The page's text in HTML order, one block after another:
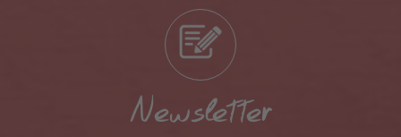
Newsletter